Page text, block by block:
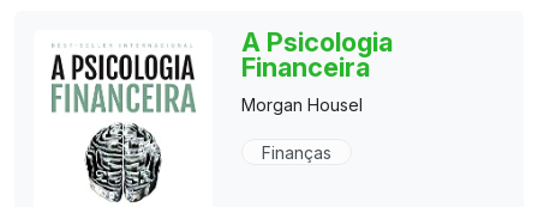
A Psicologia
Financeira
Morgan Housel
Finanças